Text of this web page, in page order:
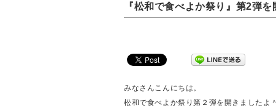
『松和で食べよか祭り』第2弾
みなさんこんにちは。
松和で食べよか祭り第２弾を開きましたよ